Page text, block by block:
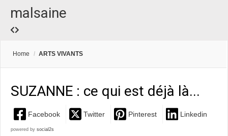
malsaine
Home / ARTS VIVANTS
SUZANNE : ce qui est déjà là...
Facebook Twitter Pinterest Linkedin
powered by social2s